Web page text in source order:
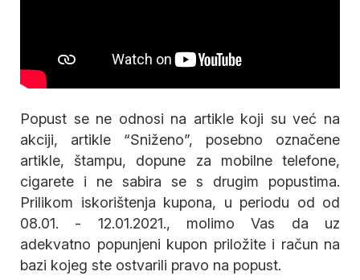
Popust se ne odnosi na artikle koji su već na
akciji, artikle “Sniženo”, posebno označene
artikle, štampu, dopune za mobilne telefone,
cigarete i ne sabira se s drugim popustima.
Prilikom iskorištenja kupona, u periodu od od
08.01. - 12.01.2021., molimo Vas da uz
adekvatno popunjeni kupon priložite i račun na
bazi kojeg ste ostvarili pravo na popust.